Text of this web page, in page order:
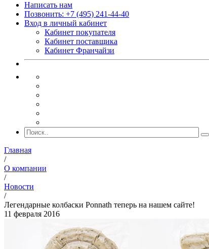
Написать нам
Позвонить: +7 (495) 241-44-40
Вход в личный кабинет
Кабинет покупателя
Кабинет поставщика
Кабинет Франчайзи
Главная
/
О компании
/
Новости
/
Легендарные колбаски Ponnath теперь на нашем сайте!
11 февраля 2016